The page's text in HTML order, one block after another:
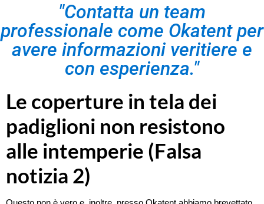
"Contatta un team
professionale come Okatent per
avere informazioni veritiere e
con esperienza."
Le coperture in tela dei
padiglioni non resistono
alle intemperie (Falsa
notizia 2)